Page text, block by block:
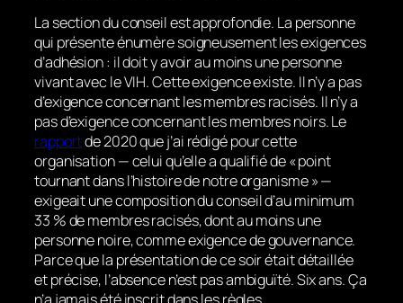
La section du conseil est approfondie. La personne
qui présente énumère soigneusement les exigences
d’adhésion : il doit y avoir au moins une personne
vivant avec le VIH. Cette exigence existe. Il n’y a pas
d’exigence concernant les membres racisés. Il n’y a
pas d’exigence concernant les membres noirs. Le
rapportde 2020 que j’ai rédigé pour cette
organisation — celui qu’elle a qualifié de « point
tournant dans l’histoire de notre organisme » —
exigeait une composition du conseil d’au minimum
33 % de membres racisés, dont au moins une
personne noire, comme exigence de gouvernance.
Parce que la présentation de ce soir était détaillée
et précise, l’absence n’est pas ambiguïté. Six ans. Ça